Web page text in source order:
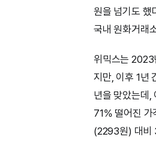
원을 넘기도 했
국내 원화거래
위믹스는 2023
지만, 이후 1년
년을 맞았는데,
71% 떨어진 가
(2293원) 대비